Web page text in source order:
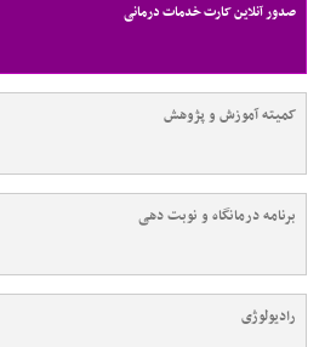
صدور آنلاین کارت خدمات درمانی
کمیته آموزش و پژوهش
برنامه درمانگاه و نوبت دهی
رادیولوژی